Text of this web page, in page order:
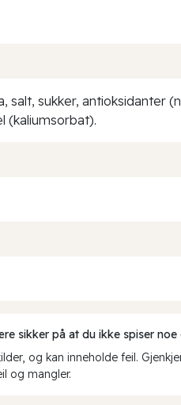
salt, sukker, antioksidanter
(kaliumsorbat).
sikker på at du ikke spiser noe
og kan inneholde feil.
og mangler.